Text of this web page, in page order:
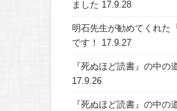
ました 17.9.28
明石先生が勧めてくれた
です！
17.9.27
『死ぬほど読書』の中の
17.9.26
『死ぬほど読書』の中の